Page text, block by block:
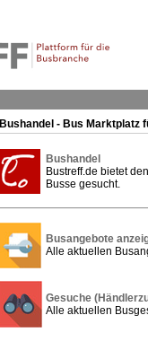
Bushandel - Bus Marktplatz
Bushandel
Bustreff.de bietet
Busse gesucht.
Busangebote
Alle aktuellen
Gesuche
Alle aktuellen